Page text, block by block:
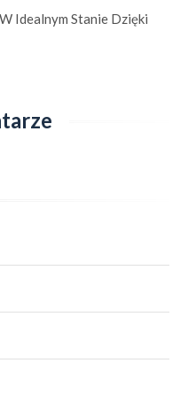
Idealnym Stanie Dzięki